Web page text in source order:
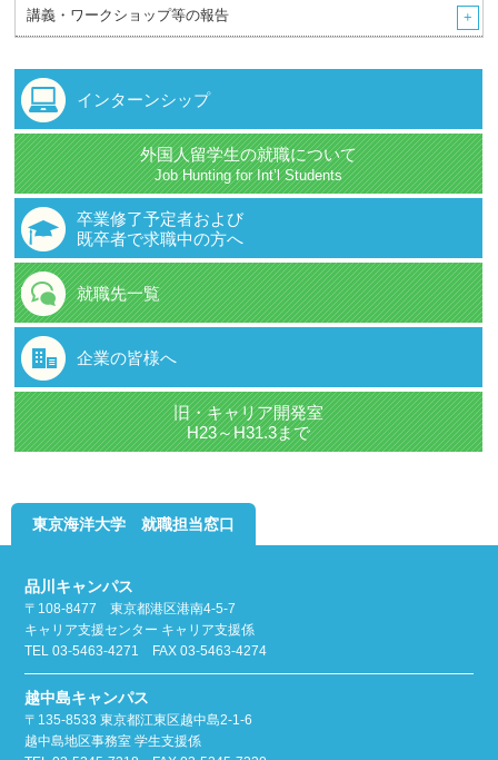
講義・ワークショップ等の報告
インターンシップ
外国人留学生の就職について
Job Hunting for Int’l Students
卒業修了予定者および
既卒者で求職中の方へ
就職先一覧
企業の皆様へ
旧・キャリア開発室
H23～H31.3まで
東京海洋大学 就職担当窓口
品川キャンパス
〒108-8477 東京都港区港南4-5-7
キャリア支援センター キャリア支援係
TEL 03-5463-4271 FAX 03-5463-4274
越中島キャンパス
〒135-8533 東京都江東区越中島2-1-6
越中島地区事務室 学生支援係